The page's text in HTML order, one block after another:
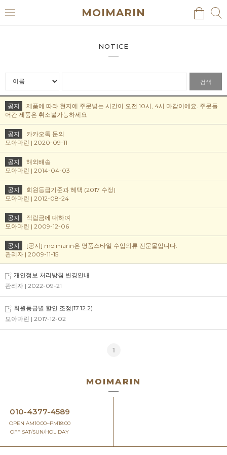
MOIMARIN
메
검
NOTICE
검색
공지
제품에 따라 현지에 주문넣는 시간이 오전 10시, 4시 마감이에요. 주문들
어간 제품은 취소불가능하세요
공지
카카오톡 문의
모아마린 | 2020-09-11
공지
해외배송
모아마린 | 2014-04-03
공지
회원등급기준과 혜택 (2017 수정)
모아마린 | 2012-08-24
공지
적립금에 대하여
모아마린 | 2009-12-06
공지
[공지] moimarin은 명품스타일 수입의류 전문몰입니다.
관리자 | 2009-11-15
개인정보 처리방침 변경안내
관리자 | 2022-09-21
회원등급별 할인 조정(17.12.2)
모아마린 | 2017-12-02
1
MOIMARIN
010-4377-4589
OPEN AM10:00~PM18:00
OFF SAT/SUN/HOLIDAY